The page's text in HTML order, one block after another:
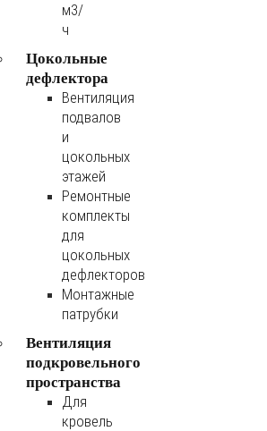
м3/
ч
Цокольные
дефлектора
Вентиляция
подвалов
и
цокольных
этажей
Ремонтные
комплекты
для
цокольных
дефлекторов
Монтажные
патрубки
Вентиляция
подкровельного
пространства
Для
кровель